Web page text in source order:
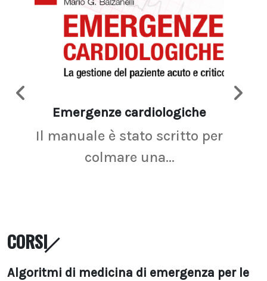
Emergenze cardiologiche
Il manuale è stato scritto per
colmare una...
CORSI
Algoritmi di medicina di emergenza per le